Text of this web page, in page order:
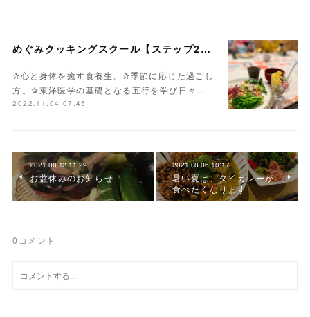
めぐみクッキングスクール【ステップ2】季節を味わう食養生コース
✰心と身体を癒す食養生。✰季節に応じた過ごし
方。✰東洋医学の基礎となる五行を学び日々…
2022.11.04 07:45
2021.08.12 11:29
お盆休みのお知らせ
2021.08.06 10:17
暑い夏は、タイカレーが
食べたくなります
0 コメント